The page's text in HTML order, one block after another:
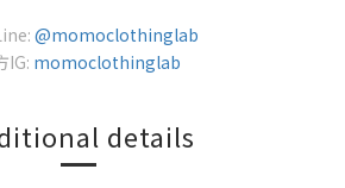
@momoclothinglab
IG: momoclothinglab
details